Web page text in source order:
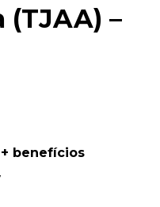
–
+ benefícios